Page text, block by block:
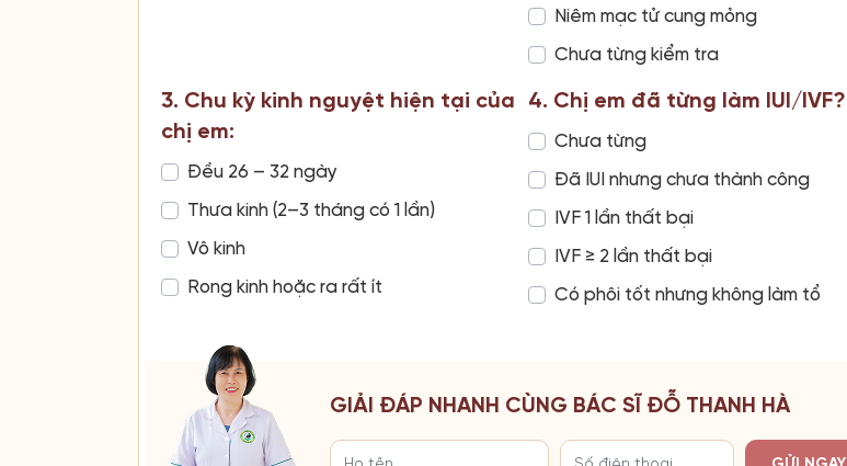
Niêm mạc tử cung mỏng
Chưa từng kiểm tra
3. Chu kỳ kinh nguyệt hiện tại của
chị em:
Đều 26 – 32 ngày
Thưa kinh (2–3 tháng có 1 lần)
Vô kinh
Rong kinh hoặc ra rất ít
4. Chị em đã từng làm IUI/IVF?
Chưa từng
Đã IUI nhưng chưa thành công
IVF 1 lần thất bại
IVF ≥ 2 lần thất bại
Có phôi tốt nhưng không làm tổ
GIẢI ĐÁP NHANH CÙNG BÁC SĨ ĐỖ THANH HÀ